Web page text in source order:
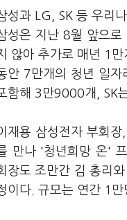
성과 LG, SK 등 우리
성은 지난 8월 앞으
않아 추가로 매년 1
안 7만개의 청년 일자
함해 3만9000개, SK
재용 삼성전자 부회
만나 '청년희망 온'
장도 조만간 김 총리
이다. 규모는 연간 1만